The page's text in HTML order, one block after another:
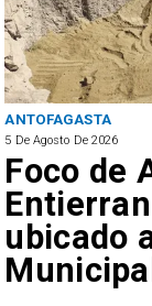
ANTOFAGASTA
5 De Agosto De 2026
Foco de
ubicado